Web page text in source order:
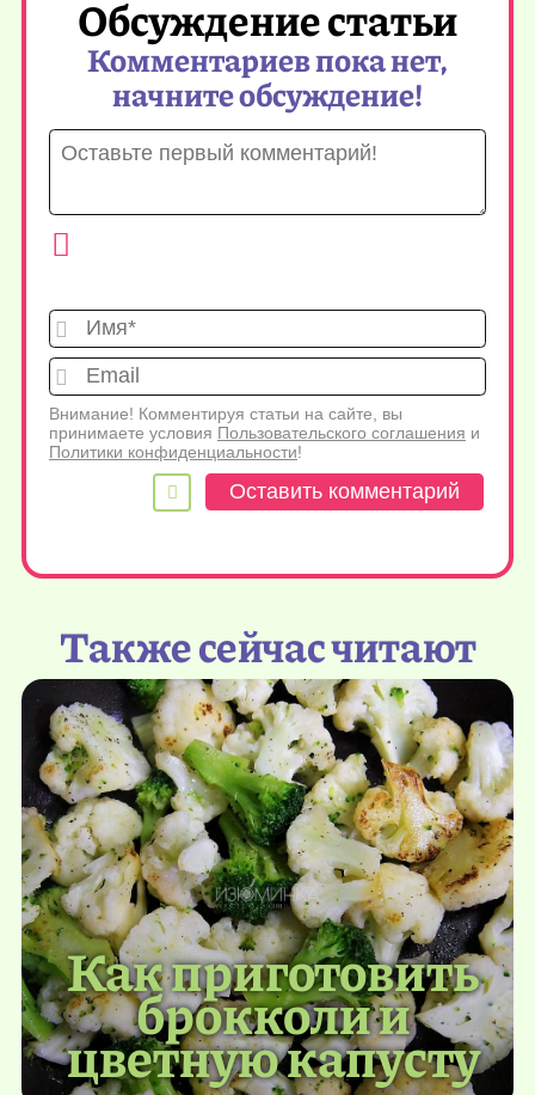
Обсуждение статьи
Комментариев пока нет,
начните обсуждение!
Имя*
Внимание! Комментируя статьи на сайте, вы
принимаете условия Пользовательского соглашения и
Политики конфиденциальности!
Также сейчас читают
Как приготовить
брокколи и
цветную капусту